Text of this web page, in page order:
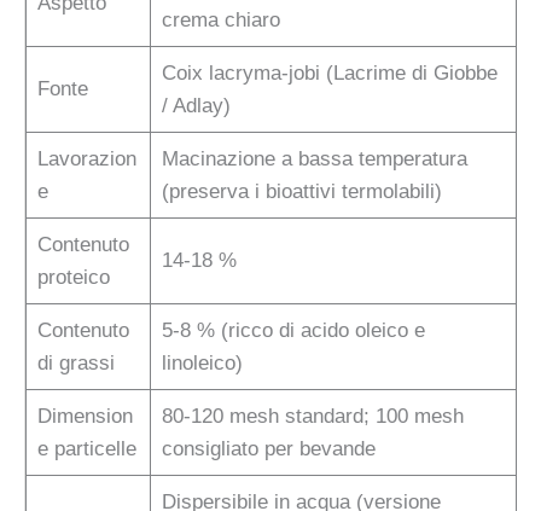
crema chiaro
Fonte
Coix lacryma-jobi (Lacrime di Giobbe
/ Adlay)
Lavorazion
e
Macinazione a bassa temperatura
(preserva i bioattivi termolabili)
Contenuto
proteico
14-18 %
Contenuto
di grassi
5-8 % (ricco di acido oleico e
linoleico)
Dimension
e particelle
80-120 mesh standard; 100 mesh
consigliato per bevande
Dispersibile in acqua (versione